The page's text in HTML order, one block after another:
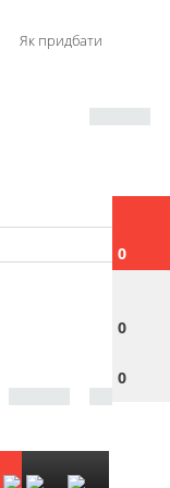
Як придбати
0
0
0